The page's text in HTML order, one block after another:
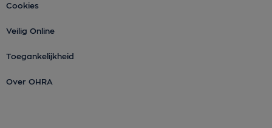
Cookies
Veilig Online
Toegankelijkheid
Over OHRA